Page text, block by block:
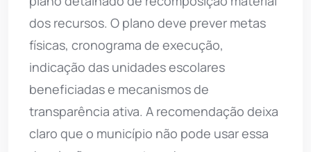
dos recursos. O plano deve prever metas
físicas, cronograma de execução,
indicação das unidades escolares
beneficiadas e mecanismos de
transparência ativa. A recomendação deixa
claro que o município não pode usar essa